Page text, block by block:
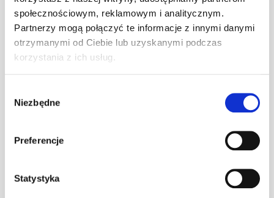
społecznościowym, reklamowym i analitycznym.
Partnerzy mogą połączyć te informacje z innymi danymi
otrzymanymi od Ciebie lub uzyskanymi podczas
korzystania z ich usług.
zgody
Niezbędne
Preferencje
Statystyka
Uchwyt płotka
przeciwśn. 155
mm U
ciemnobrązowy
szt